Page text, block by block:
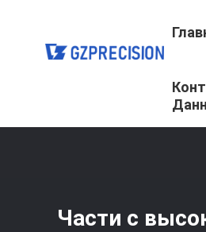
Части с